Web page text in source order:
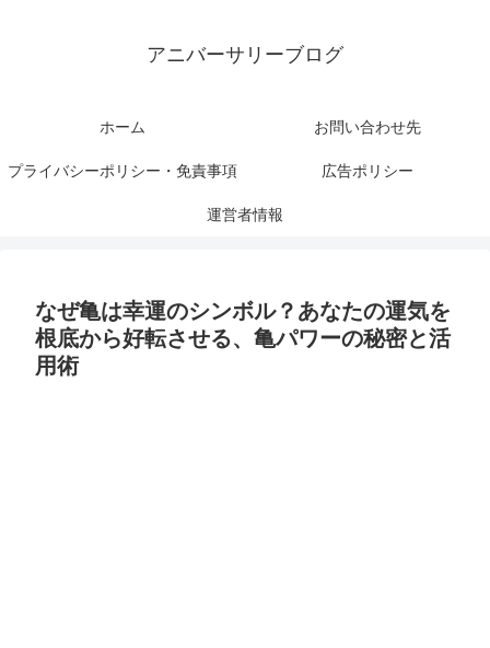
アニバーサリーブログ
ホーム お問い合わせ先
プライバシーポリシー・免責事項 広告ポリシー
運営者情報
なぜ亀は幸運のシンボル？あなたの運気を
根底から好転させる、亀パワーの秘密と活
用術